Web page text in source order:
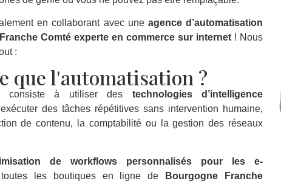
en collaborant avec une agence d’automatisation
Comté experte en commerce sur internet ! Nous
:
que l'automatisation ?
consiste à utiliser des technologies d’intelligence
des tâches répétitives sans intervention humaine,
de contenu, la comptabilité ou la gestion des réseaux
de workflows personnalisés pour les e-
les boutiques en ligne de
Bourgogne Franche